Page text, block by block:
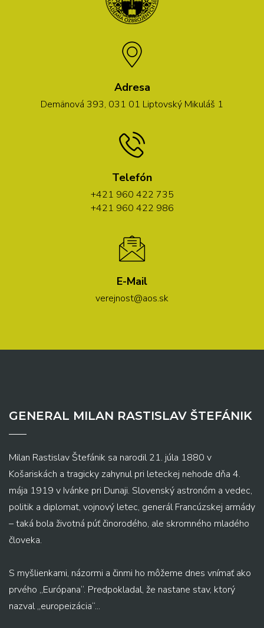
Adresa
Demänová 393, 031 01 Liptovský Mikuláš 1
Telefón
+421 960 422 735
+421 960 422 986
E-Mail
verejnost@aos.sk
GENERAL MILAN RASTISLAV ŠTEFÁNIK
Milan Rastislav Štefánik sa narodil 21. júla 1880 v
Košariskách a tragicky zahynul pri leteckej nehode dňa 4.
mája 1919 v Ivánke pri Dunaji. Slovenský astronóm a vedec,
politik a diplomat, vojnový letec, generál Francúzskej armády
– taká bola životná púť činorodého, ale skromného mladého
človeka.
S myšlienkami, názormi a činmi ho môžeme dnes vnímať ako
prvého „Európana“. Predpokladal, že nastane stav, ktorý
nazval „europeizácia“...